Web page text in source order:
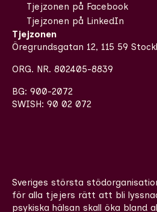
Tjejzonen på Facebook
Tjejzonen på LinkedIn
Tjejzonen
Öregrundsgatan 12, 115 59
ORG. NR. 802405-8839
BG: 900-2072
SWISH: 90 02 072
Sveriges största
för alla tjejers rätt att bli
psykiska hälsan skall öka bland